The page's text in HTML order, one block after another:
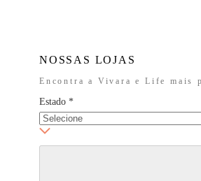
NOSSAS LOJAS
Encontra a Vivara e Life mais
Estado *